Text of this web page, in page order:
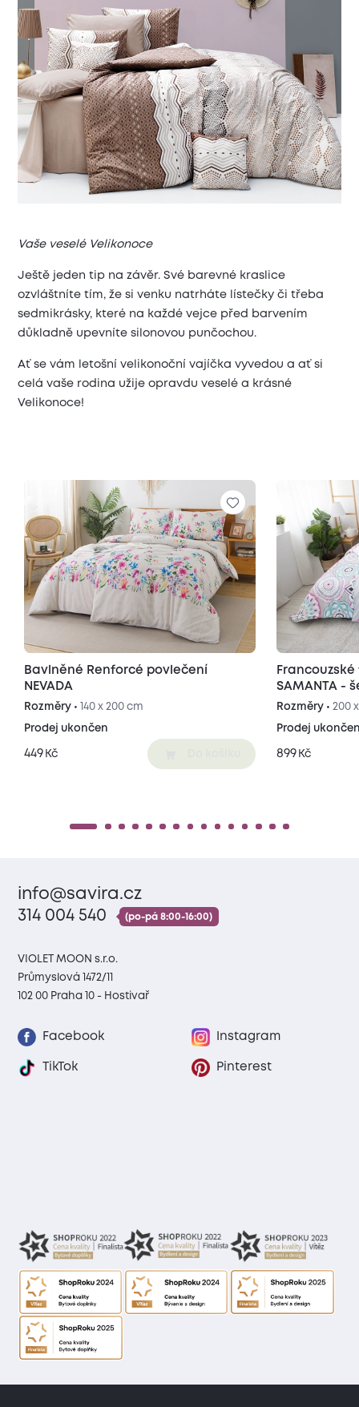
Vaše veselé Velikonoce
Ještě jeden tip na závěr. Své barevné kraslice
ozvláštníte tím, že si venku natrháte lístečky či třeba
sedmikrásky, které na každé vejce před barvením
důkladně upevníte silonovou punčochou.
Ať se vám letošní velikonoční vajíčka vyvedou a ať si
celá vaše rodina užije opravdu veselé a krásné
Velikonoce!
Bavlněné Renforcé povlečení
NEVADA
Rozměry • 140 x 200 cm
Prodej ukončen
449 Kč
SAMANTA -
Rozměry •200
Prodej
899 Kč
info@savira.cz
314 004 540
(po-pá 8:00-16:00)
VIOLET MOON s.r.o.
Průmyslová 1472/11
102 00 Praha 10 - Hostivař
Facebook Instagram
TikTok Pinterest